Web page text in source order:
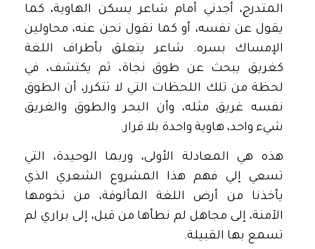
المتدرج، أجدني أمام شاعر يسكن الهاوية، كما
يقول عن نفسه، أو كما نقول نحن عنه، محاولين
الإمساك بسره. شاعر يتعلق بأطراف اللغة
كغريق يبحث عن طوق نجاة، ثم يكتشف، في
لحظة من تلك اللحظات التي لا تتكرر، أن الطوق
نفسه غريق مثله، وأن البحر والطوق والغريق
شيء واحد، هاوية واحدة بلا قرار.
هذه هي المعادلة الأولى، وربما الوحيدة، التي
تسعي إلي فهم هذا المشروع الشعري الذي
يأخذنا من أرض اللغة المألوفة، من تخومها
الآمنة، إلى مجاهل لم نطأها من قبل، إلى براري لم
تسمع بها القبيلة.